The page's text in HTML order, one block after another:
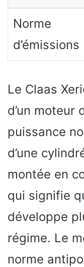
Norme
d’émissions
Le Claas
d’un moteur
puissance
d’une
montée en
qui signifie
développe
régime. Le
norme